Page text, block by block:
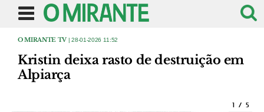
O MIRANTE TV | 28-01-2026 11:52
Kristin deixa rasto de destruição em
Alpiarça
1 / 5